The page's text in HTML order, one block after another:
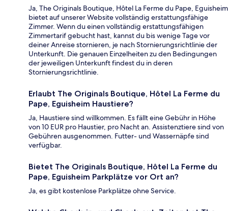
Ja, The Originals Boutique, Hôtel La Ferme du Pape, Eguisheim
bietet auf unserer Website vollständig erstattungsfähige
Zimmer. Wenn du einen vollständig erstattungsfähigen
Zimmertarif gebucht hast, kannst du bis wenige Tage vor
deiner Anreise stornieren, je nach Stornierungsrichtlinie der
Unterkunft. Die genauen Einzelheiten zu den Bedingungen
der jeweiligen Unterkunft findest du in deren
Stornierungsrichtlinie.
Erlaubt The Originals Boutique, Hôtel La Ferme du
Pape, Eguisheim Haustiere?
Ja, Haustiere sind willkommen. Es fällt eine Gebühr in Höhe
von 10 EUR pro Haustier, pro Nacht an. Assistenztiere sind von
Gebühren ausgenommen. Futter- und Wassernäpfe sind
verfügbar.
Bietet The Originals Boutique, Hôtel La Ferme du
Pape, Eguisheim Parkplätze vor Ort an?
Ja, es gibt kostenlose Parkplätze ohne Service.